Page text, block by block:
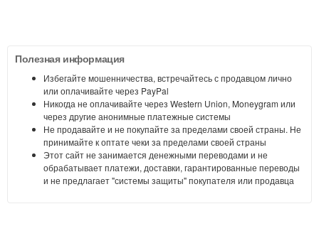
Полезная информация
Избегайте мошенничества, встречайтесь с продавцом лично
или оплачивайте через PayPal
Никогда не оплачивайте через Western Union, Moneygram или
через другие анонимные платежные системы
Не продавайте и не покупайте за пределами своей страны. Не
принимайте к оптате чеки за пределами своей страны
Этот сайт не занимается денежными переводами и не
обрабатывает платежи, доставки, гарантированные переводы
и не предлагает "системы защиты" покупателя или продавца